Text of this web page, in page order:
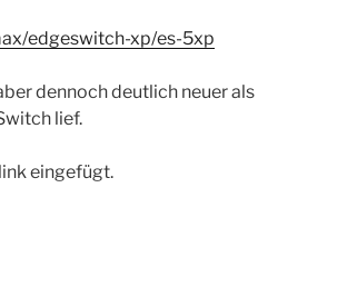
edgeswitch-xp/es-5xp
dennoch deutlich neuer als
lief.
eingefügt.